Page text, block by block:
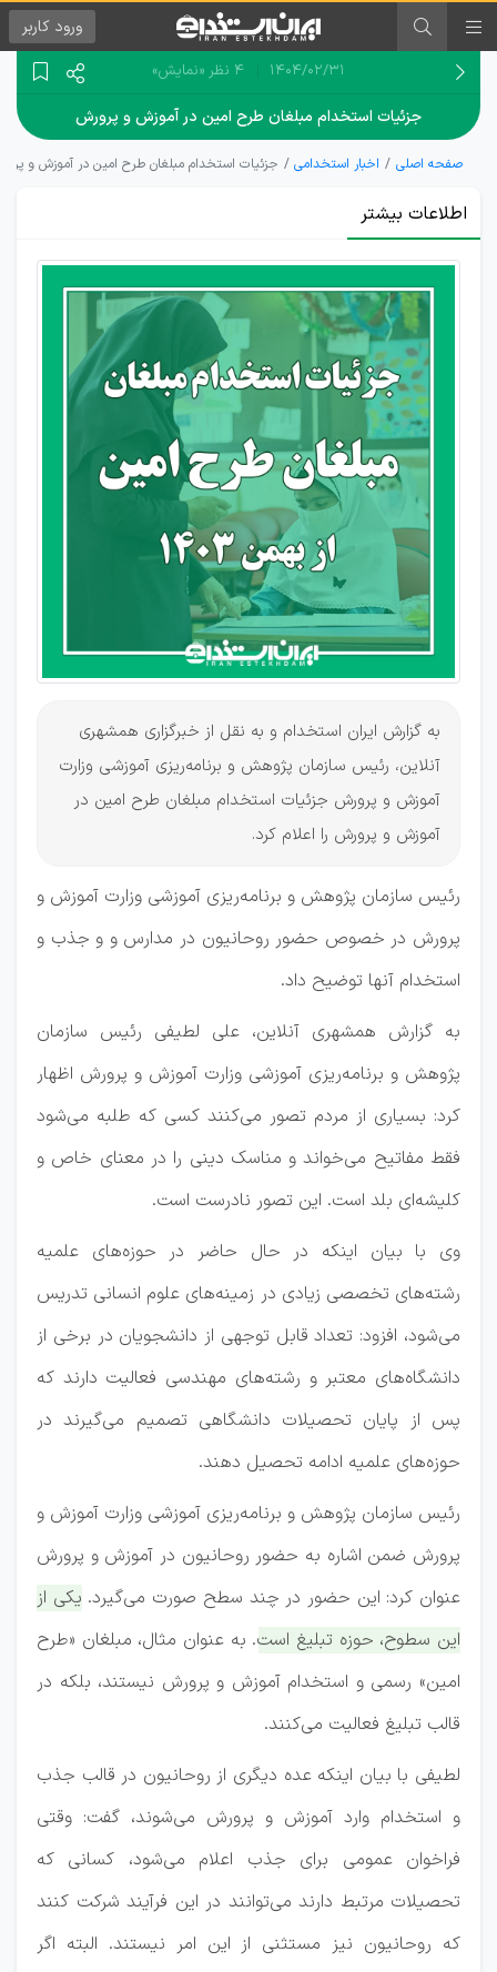
ورود کاربر
۱۴۰۴/۰۲/۳۱ 4 نظر «نمایش»
جزئیات استخدام مبلغان طرح امین در آموزش و پرورش
صفحه اصلی اخبار استخدامی جزئیات استخدام مبلغان طرح امین در آموزش و
اطلاعات بیشتر
معلمان
طرح
امین
رسمی و
استخدام
آموزش
و پرورش
نیستند!
به گزارش ایران استخدام و به نقل از خبرگزاری همشهری
آنلاین، رئیس سازمان پژوهش و برنامه‌ریزی آموزشی وزارت
آموزش و پرورش جزئیات استخدام مبلغان طرح امین در
آموزش و پرورش را اعلام کرد.
رئیس سازمان پژوهش و برنامه‌ریزی آموزشی وزارت آموزش و
پرورش در خصوص حضور روحانیون در مدارس و و جذب و
استخدام آنها توضیح داد.
به گزارش همشهری آنلاین، علی لطیفی رئیس سازمان
پژوهش و برنامه‌ریزی آموزشی وزارت آموزش و پرورش اظهار
کرد: بسیاری از مردم تصور می‌کنند کسی که طلبه می‌شود
فقط مفاتیح می‌خواند و مناسک دینی را در معنای خاص و
کلیشه‌ای بلد است. این تصور نادرست است.
وی با بیان اینکه در حال حاضر در حوزه‌های علمیه
رشته‌های تخصصی زیادی در زمینه‌های علوم انسانی تدریس
می‌شود، افزود: تعداد قابل توجهی از دانشجویان در برخی از
دانشگاه‌های معتبر و رشته‌های مهندسی فعالیت دارند که
پس از پایان تحصیلات دانشگاهی تصمیم می‌گیرند در
حوزه‌های علمیه ادامه تحصیل دهند.
رئیس سازمان پژوهش و برنامه‌ریزی آموزشی وزارت آموزش و
پرورش ضمن اشاره به حضور روحانیون در آموزش و پرورش
عنوان کرد: این حضور در چند سطح صورت می‌گیرد. یکی از
این سطوح، حوزه تبلیغ است. به عنوان مثال، مبلغان «طرح
امین» رسمی و استخدام آموزش و پرورش نیستند، بلکه در
قالب تبلیغ فعالیت می‌کنند.
لطیفی با بیان اینکه عده دیگری از روحانیون در قالب جذب
و استخدام وارد آموزش و پرورش می‌شوند، گفت: وقتی
فراخوان عمومی برای جذب اعلام می‌شود، کسانی که
تحصیلات مرتبط دارند می‌توانند در این فرآیند شرکت کنند
که روحانیون نیز مستثنی از این امر نیستند. البته اگر